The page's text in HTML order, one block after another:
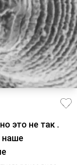
это не так .
наше